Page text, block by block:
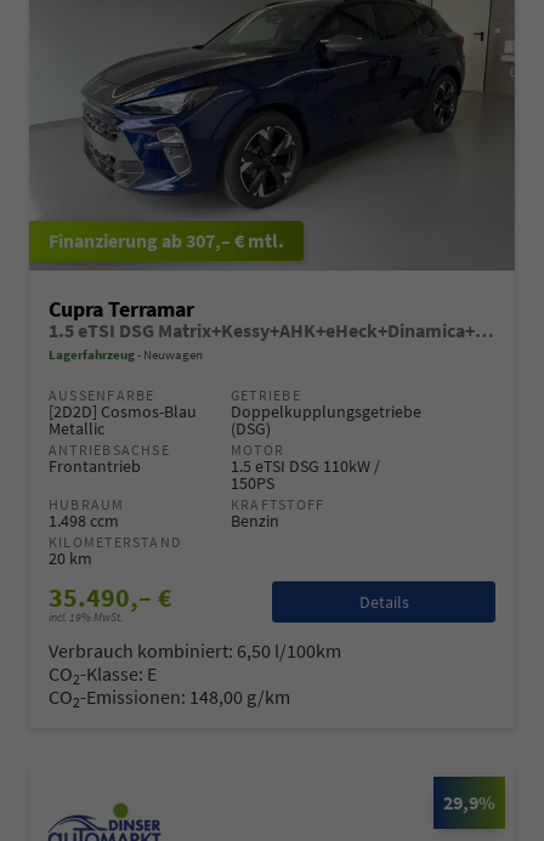
ab 307,– € mtl.
Cupra Terramar
1.5 eTSI DSG Matrix+Kessy+AHK+eHeck+Dinamica+CarPlay+eHeck+GV5
Lagerfahrzeug Neuwagen
AUSSENFARBE
[2D2D] Cosmos-Blau
Metallic
GETRIEBE
Doppelkupplungsgetriebe
(DSG)
ANTRIEBSACHSE
Frontantrieb
MOTOR
1.5 eTSI DSG 110kW /
150PS
HUBRAUM
1.498 ccm
KRAFTSTOFF
Benzin
KILOMETERSTAND
20 km
35.490,– €
incl. 19% MwSt.
Details
Verbrauch kombiniert: 6,50 l/100km
CO2-Klasse: E
CO2-Emissionen: 148,00 g/km
29,9%